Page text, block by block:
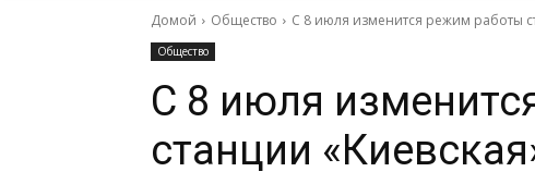
Домой Общество С 8 июля изменится режим работы
Общество
С 8 июля
станции